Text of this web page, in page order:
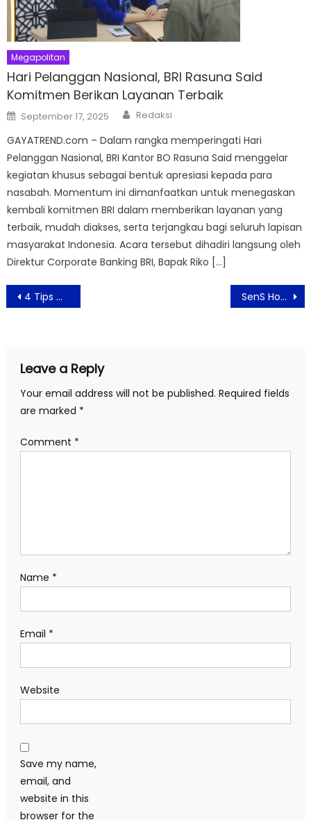
Megapolitan
Hari Pelanggan Nasional, BRI Rasuna Said
Komitmen Berikan Layanan Terbaik
Posted
on
September 17, 2025 Author
Redaksi
GAYATREND.com – Dalam rangka memperingati Hari
Pelanggan Nasional, BRI Kantor BO Rasuna Said menggelar
kegiatan khusus sebagai bentuk apresiasi kepada para
nasabah. Momentum ini dimanfaatkan untuk menegaskan
kembali komitmen BRI dalam memberikan layanan yang
terbaik, mudah diakses, serta terjangkau bagi seluruh lapisan
masyarakat Indonesia. Acara tersebut dihadiri langsung oleh
Direktur Corporate Banking BRI, Bapak Riko […]
Post
navigation
4 Tips Gaya Hidup Sustainable untuk Pemula ala Social Enterprise SenS Hotel & Spa + Conference Ubud Town Centre: Hotel Terbaik untuk Menikmati Berbagai Aktivitas di Ubud
Leave a Reply
Your email address will not be published. Required fields
are marked *
Comment *
Name *
Email *
Website
Save my name,
email, and
website in this
browser for the